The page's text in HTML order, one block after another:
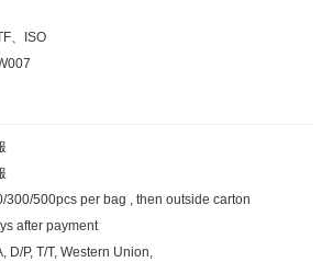
、ISO
300/500pcs per bag , then outside carton
after payment
D/P, T/T, Western Union,